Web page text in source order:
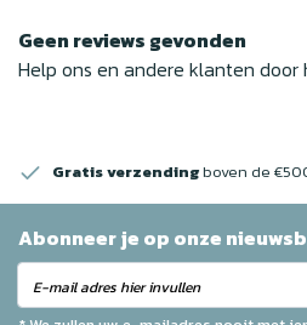
Geen reviews gevonden
Help ons en andere klanten
Gratis verzendingboven de
Abonneer je op onze